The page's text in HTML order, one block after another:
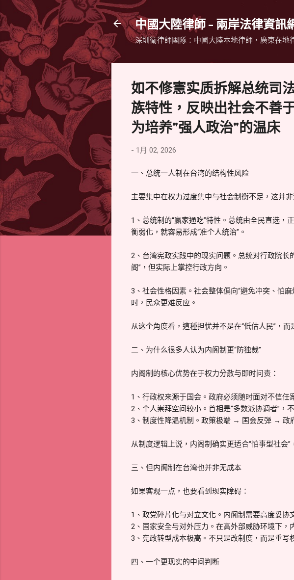
中國大陸律師 - 兩岸法律資訊
深圳衛律師團隊：中國大陸本地律師，廣東在地
如不修憲实质拆解总统司
族特性，反映出社会不善
为培养"强人政治"的温床
- 1月 02, 2026
一、总统一人制在台湾的结构性风险
主要集中在权力过度集中与社会制衡不足，这并
1、总统制的“赢家通吃”特性。总统由全民直选
衡弱化，就容易形成“准个人统治”。
2、台湾宪政实践中的现实问题。总统对行政院长
阁”，但实际上掌控行政方向。
3、社会性格因素。社会整体偏向“避免冲突、怕
时，民众更难反应。
从这个角度看，這種担忧并不是在“低估人民”，
二、为什么很多人认为内阁制更“防独裁”
内阁制的核心优势在于权力分散与即时问责：
1、行政权来源于国会。政府必须随时面对不信任
2、个人崇拜空间较小。首相是“多数派协调者”，
3、制度性降温机制。政策极端 → 国会反弹 → 政
从制度逻辑上说，内阁制确实更适合“怕事型社会
三、但内阁制在台湾也并非无成本
如果客观一点，也要看到现实障碍：
1、政党碎片化与对立文化。内阁制需要高度妥协
2、国家安全与对外压力。在高外部威胁环境下，
3、宪政转型成本极高。不只是改制度，而是重写
四、一个更现实的中间判断